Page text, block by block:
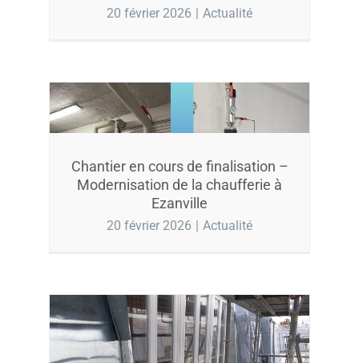
20 février 2026 | Actualité
Chantier en cours de finalisation –
Modernisation de la chaufferie à
Ezanville
20 février 2026 | Actualité